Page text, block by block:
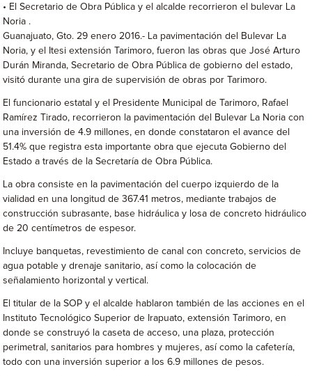
• El Secretario de Obra Pública y el alcalde recorrieron el bulevar La
Noria .
Guanajuato, Gto. 29 enero 2016.- La pavimentación del Bulevar La
Noria, y el Itesi extensión Tarimoro, fueron las obras que José Arturo
Durán Miranda, Secretario de Obra Pública de gobierno del estado,
visitó durante una gira de supervisión de obras por Tarimoro.
El funcionario estatal y el Presidente Municipal de Tarimoro, Rafael
Ramírez Tirado, recorrieron la pavimentación del Bulevar La Noria con
una inversión de 4.9 millones, en donde constataron el avance del
51.4% que registra esta importante obra que ejecuta Gobierno del
Estado a través de la Secretaría de Obra Pública.
La obra consiste en la pavimentación del cuerpo izquierdo de la
vialidad en una longitud de 367.41 metros, mediante trabajos de
construcción subrasante, base hidráulica y losa de concreto hidráulico
de 20 centímetros de espesor.
Incluye banquetas, revestimiento de canal con concreto, servicios de
agua potable y drenaje sanitario, así como la colocación de
señalamiento horizontal y vertical.
El titular de la SOP y el alcalde hablaron también de las acciones en el
Instituto Tecnológico Superior de Irapuato, extensión Tarimoro, en
donde se construyó la caseta de acceso, una plaza, protección
perimetral, sanitarios para hombres y mujeres, así como la cafetería,
todo con una inversión superior a los 6.9 millones de pesos.